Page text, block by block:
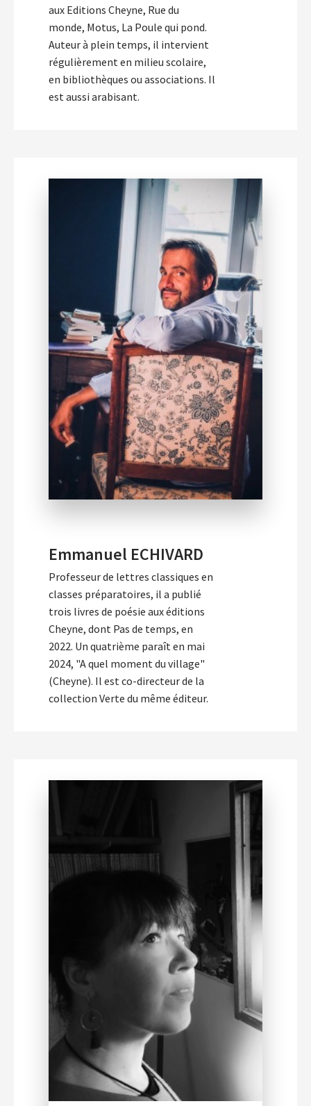
aux Editions Cheyne, Rue du
monde, Motus, La Poule qui pond.
Auteur à plein temps, il intervient
régulièrement en milieu scolaire,
en bibliothèques ou associations. Il
est aussi arabisant.
Emmanuel ECHIVARD
Professeur de lettres classiques en
classes préparatoires, il a publié
trois livres de poésie aux éditions
Cheyne, dont Pas de temps, en
2022. Un quatrième paraît en mai
2024, "A quel moment du village"
(Cheyne). Il est co-directeur de la
collection Verte du même éditeur.